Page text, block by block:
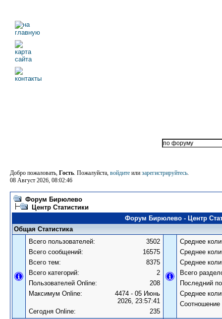
Добро пожаловать, Гость. Пожалуйста, войдите или зарегистрируйтесь.
08 Август 2026, 08:02:46
Форум Бирюлево
Центр Статистики
Форум Бирюлево - Центр
Общая Статистика
Всего пользователей:
3502
Всего сообщений:
16575
Всего тем:
8375
Всего категорий:
2
Пользователей Online:
208
Максимум Online:
4474 - 05 Июнь
2026, 23:57:41
Сегодня Online:
235
Среднее
Среднее
Среднее
Всего
Последний
Среднее